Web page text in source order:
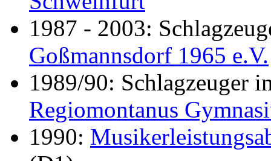
1987 - 2003:
Goßmannsdorf 1965 e.V.
1989/90: Schlagzeuger
Regiomontanus
1990: